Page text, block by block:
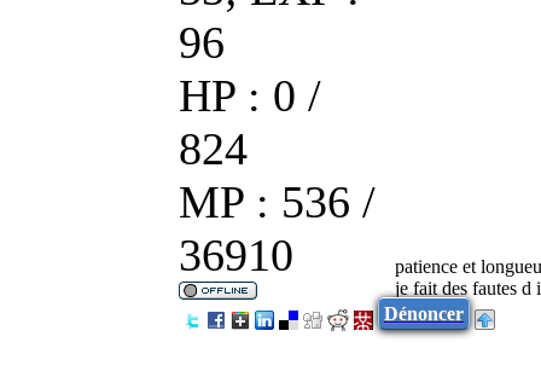
96
HP : 0 /
824
MP : 536 /
36910
patience et
je fait des fautes d
Dénoncer